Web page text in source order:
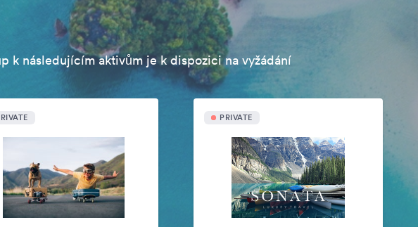
k následujícím aktivům je k dispozici na vyžádání
PRIVATE